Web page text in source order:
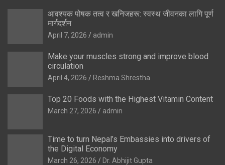
आवश्यक पोषक तत्व र खनिजहरू: स्वस्थ जीवनका लागि पूर्ण
मार्गदर्शन
April 7, 2026 admin
Make your muscles strong and improve blood
circulation
April 4, 2026 Reshma Shrestha
Top 20 Foods with the Highest Vitamin Content
March 27, 2026 admin
Time to turn Nepal’s Embassies into drivers of
the Digital Economy
March 26, 2026 Dr. Abhijit Gupta